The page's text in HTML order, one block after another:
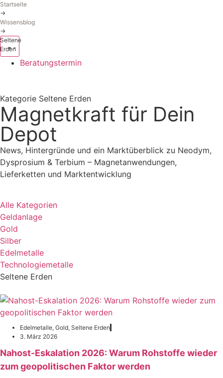
Startseite
→
Wissensblog
→
Seltene
Erden
Beratungstermin
Kategorie Seltene Erden
Magnetkraft für Dein
Depot
News, Hintergründe und ein Marktüberblick zu Neodym,
Dysprosium & Terbium – Magnetanwendungen,
Lieferketten und Marktentwicklung
Alle Kategorien
Geldanlage
Gold
Silber
Edelmetalle
Technologiemetalle
Seltene Erden
Edelmetalle, Gold, Seltene Erden
3. März 2026
Nahost-Eskalation 2026: Warum Rohstoffe wieder
zum geopolitischen Faktor werden